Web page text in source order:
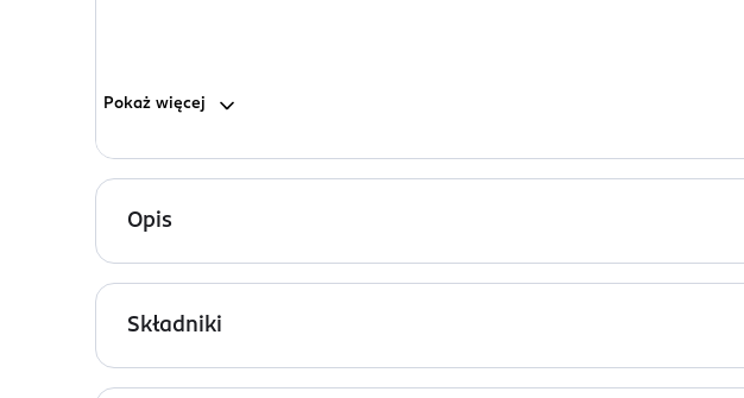
Pokaż więcej
Opis
Jeśli szukasz wyjątkowo skutecznego, szybkiego i łatwego sposobu na
zmywa nawet długotrwały i wodoodporny makijaż i usuwa
Składniki
2050519 10 - ingredients: Aqua / Water, Cyclopentasiloxane,